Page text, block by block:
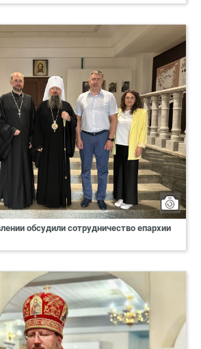
обсудили сотрудничество епархии